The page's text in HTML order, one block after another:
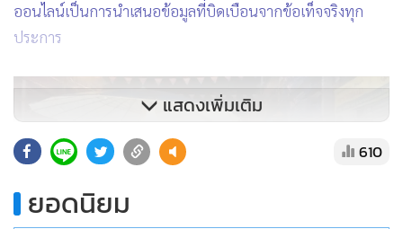
ออนไลน์เป็นการนำเสนอข้อมูลที่บิดเบือนจากข้อเท็จจริงทุก
ประการ
แสดงเพิ่มเติม
610
ยอดนิยม